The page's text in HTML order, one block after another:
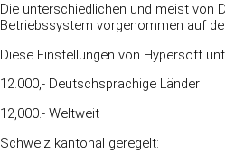
Die unterschiedlichen und meist von
Betriebssystem vorgenommen auf
Diese Einstellungen von Hypersoft
12.000,- Deutschsprachige Länder
12,000.- Weltweit
Schweiz kantonal geregelt: